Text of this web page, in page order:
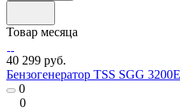
Товар месяца
40 299 руб.
Бензогенератор TSS SGG
0
0